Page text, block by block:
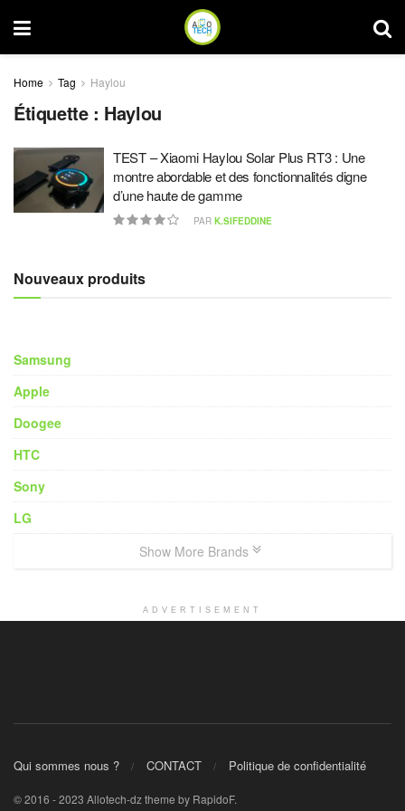
Home Tag Haylou
Étiquette : Haylou
TEST – Xiaomi Haylou Solar Plus RT3 : Une
montre abordable et des fonctionnalités digne
d’une haute de gamme
PAR K.SIFEDDINE
Nouveaux produits
Samsung
Apple
Doogee
HTC
Sony
LG
Show More Brands
ADVERTISEMENT
Qui sommes nous ? CONTACT Politique de confidentialité
© 2016 - 2023 Allotech-dz theme by RapidoF.